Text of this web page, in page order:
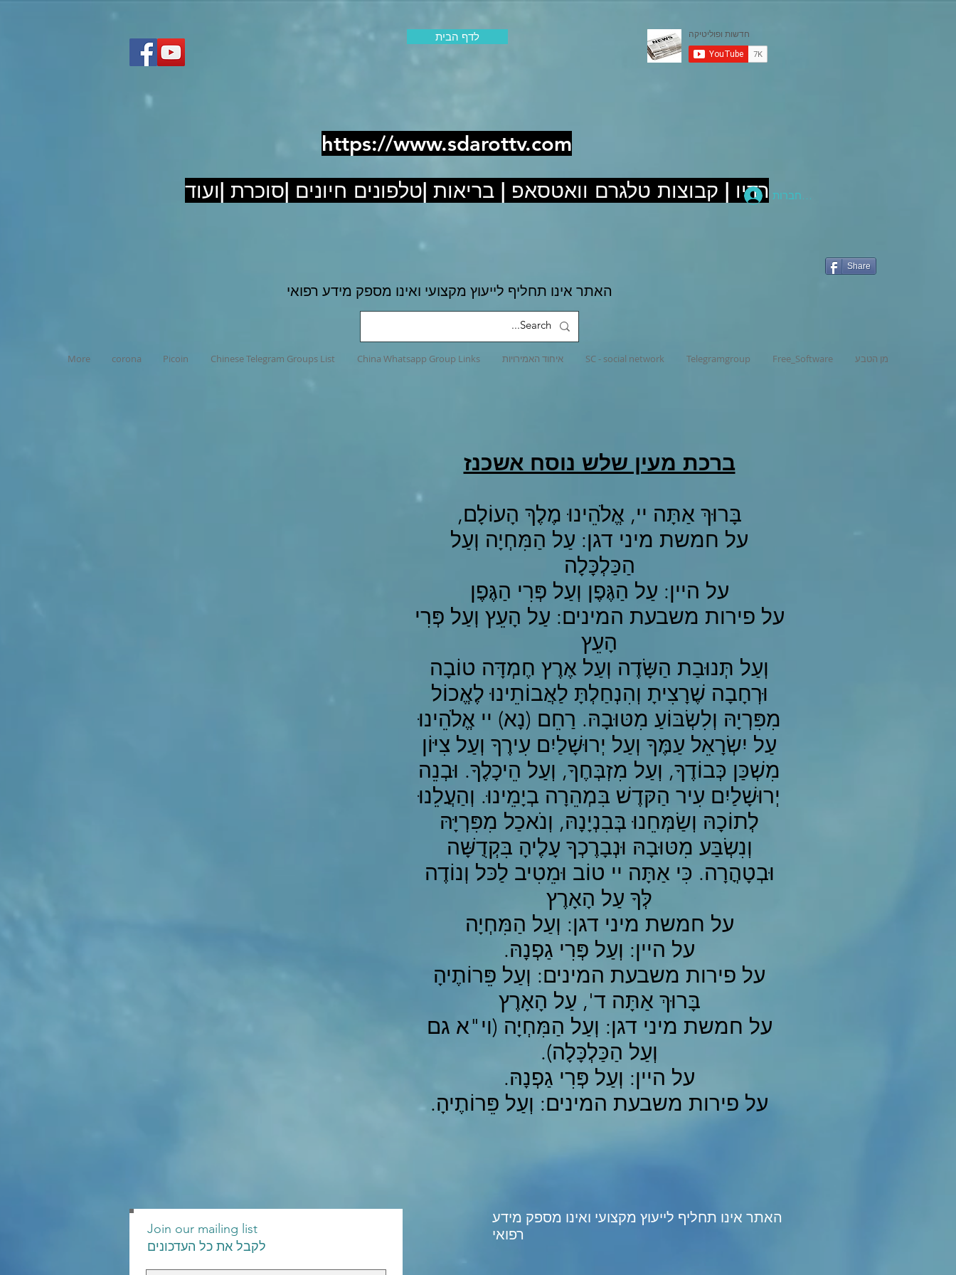
לדף הבית
https://www.sdarottv.com
רדיו | קבוצות טלגרם וואטסאפ | בריאות |טלפונים חיונים |סוכרת |ועוד להתחברות
Share
האתר אינו תחליף לייעוץ מקצועי ואינו מספק מידע רפואי
מן הטבע Free_Software
Telegramgroup
SC - social network איחוד האמירויות China Whatsapp Group Links
Chinese Telegram Groups List
Picoin
corona
More
ברכת מעין שלש נוסח אשכנז
בָּרוּךְ אַתָּה יי, אֱלֹהֵינוּ מֶלֶךְ הָעוֹלָם,
על חמשת מיני דגן: עַל הַמִּחְיָה וְעַל
הַכַּלְכָּלָה
על היין: עַל הַגֶּפֶן וְעַל פְּרִי הַגֶּפֶן
על פירות משבעת המינים: עַל הָעֵץ וְעַל פְּרִי
הָעֵץ
וְעַל תְּנוּבַת הַשָּׂדֶה וְעַל אֶרֶץ חֶמְדָּה טוֹבָה
וּרְחָבָה שֶׁרָצִיתָ וְהִנְחַלְתָּ לַאֲבוֹתֵינוּ לֶאֱכוֹל
מִפִּרְיָהּ וְלִשְׂבּוֹעַ מִטּוּבָהּ. רַחֵם (נָא) יי אֱלֹהֵינוּ
עַל יִשְׂרָאֵל עַמֶּךָ וְעַל יְרוּשָׁלַיִם עִירֶךָ וְעַל צִיּוֹן
מִשְׁכַּן כְּבוֹדֶךָ, וְעַל מִזְבְּחֶךָ, וְעַל הֵיכָלֶךָ. וּבְנֵה
יְרוּשָׁלַיִם עִיר הַקּדֶשׁ בִּמְהֵרָה בְיָמֵינוּ. וְהַעֲלֵנוּ
לְתוֹכָהּ וְשַׂמְּחֵנוּ בְּבִנְיָנָהּ, וְנֹאכַל מִפִּרְיָּהּ
וְנִשְׂבַּע מִטּוּבָהּ וּנְבָרֶכְךָ עָלֶיהָ בִּקְדֻשָּׁה
וּבְטָהֳרָה. כִּי אַתָּה יי טוֹב וּמֵטִיב לַכּל וְנוֹדֶה
לְּךָ עַל הָאָרֶץ
על חמשת מיני דגן: וְעַל הַמִּחְיָה
על היין: וְעַל פְּרִי גַפְנָהּ.
על פירות משבעת המינים: וְעַל פֵּרוֹתֶיהָ
בָּרוּךְ אַתָּה ד', עַל הָאָרֶץ
על חמשת מיני דגן: וְעַל הַמִּחְיָה (וי"א גם
וְעַל הַכַּלְכָּלָה).
על היין: וְעַל פְּרִי גַפְנָהּ.
על פירות משבעת המינים: וְעַל פֵּרוֹתֶיהָ.
Join our mailing list
לקבל את כל העדכונים
האתר אינו תחליף לייעוץ מקצועי ואינו מספק מידע
רפואי